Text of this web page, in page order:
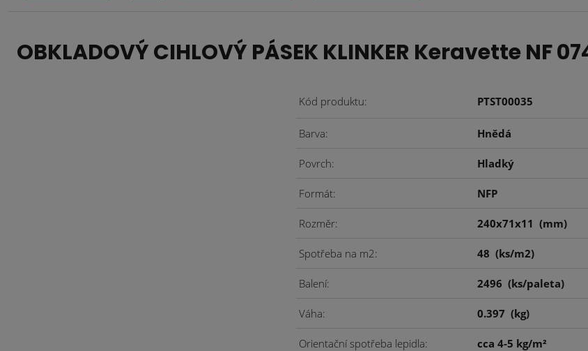
OBKLADOVÝ CIHLOVÝ PÁSEK KLINKER Keravette NF
Kód produktu PTST00035
Barva Hnědá
Povrch Hladký
Formát NFP
Rozměr 240x71x11(mm)
Spotřeba na m2 48(ks/m2)
Balení 2496(ks/paleta)
Váha 0.397(kg)
Orientační spotřeba lepidla cca 4-5 kg/m²